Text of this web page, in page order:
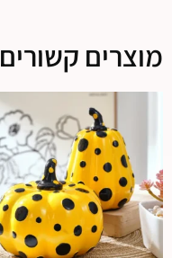
מוצרים קשורים